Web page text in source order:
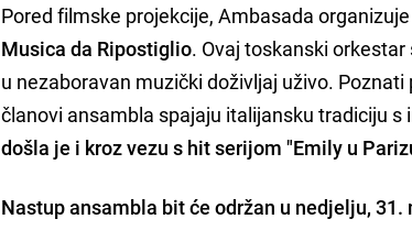
Pored filmske projekcije, Ambasada
Musica da Ripostiglio. Ovaj toskanski
u nezaboravan muzički doživljaj uživo.
članovi ansambla spajaju italijansku tradiciju
došla je i kroz vezu s hit serijom "Emily u
Nastup ansambla bit će održan u nedjelju, 31.